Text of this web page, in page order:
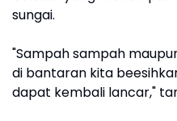
sungai.
"Sampah sampah
di bantaran kita
dapat kembali lancar,"